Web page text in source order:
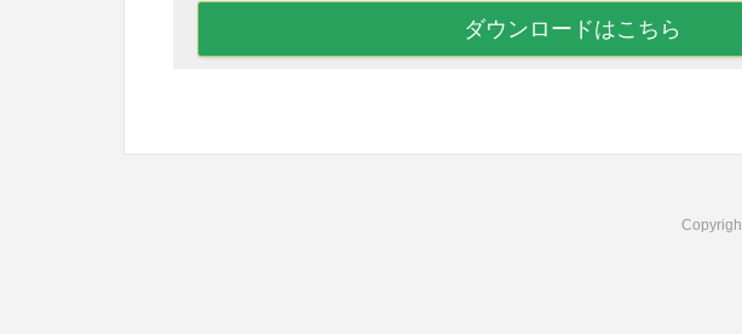
ダウンロードはこちら